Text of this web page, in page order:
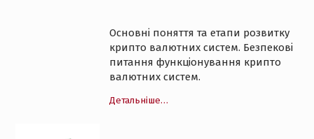
Основні поняття та етапи розвитку
крипто валютних систем. Безпекові
питання функціонування крипто
валютних систем.
Детальніше…